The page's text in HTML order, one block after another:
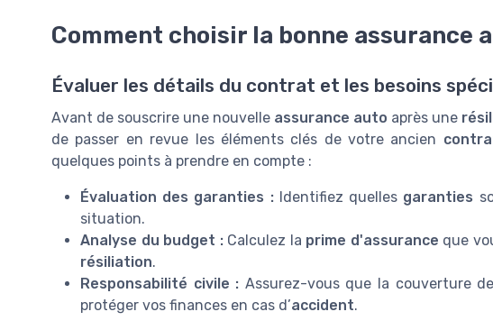
Comment choisir la bonne assurance
Évaluer les détails du contrat et les besoins
Avant de souscrire une nouvelle assurance auto après une
de passer en revue les éléments clés de votre ancien
quelques points à prendre en compte :
Évaluation des garanties : Identifiez quelles garanties
situation.
Analyse du budget : Calculez la prime d'assurance que
résiliation.
Responsabilité civile : Assurez-vous que la couverture de
protéger vos finances en cas d’accident.